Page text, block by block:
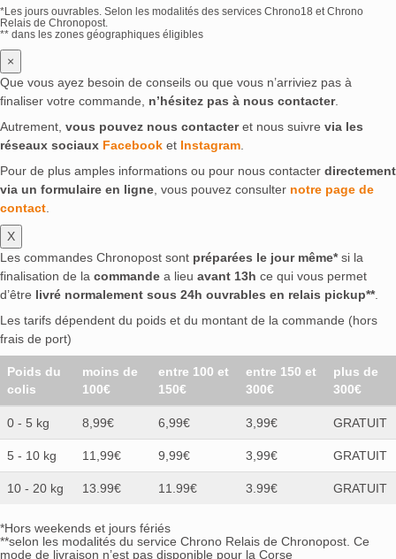
*Les jours ouvrables. Selon les modalités des services Chrono18 et Chrono
Relais de Chronopost.
** dans les zones géographiques éligibles
×
Que vous ayez besoin de conseils ou que vous n’arriviez pas à
finaliser votre commande, n’hésitez pas à nous contacter.
Autrement, vous pouvez nous contacteret nous suivre via les
réseaux sociaux Facebook et Instagram
Pour de plus amples informations ou pour nous contacter directement
via un formulaire en ligne , vous pouvez consulter notre page de
contact
X
Les commandes Chronopost sont préparées le jour même*si la
finalisation de la commande a lieu avant 13h ce qui vous permet
d’être livré normalement sous 24h ouvrables en relais pickup**.
Les tarifs dépendent du poids et du montant de la commande (hors
frais de port)
Poids du
colis
moins de
100€
entre 100 et
150€
entre 150 et
300€
plus de
300€
0 - 5 kg 8,99€ 6,99€ 3,99€ GRATUIT
5 - 10 kg 11,99€ 9,99€ 3,99€ GRATUIT
10 - 20 kg 13.99€ 11.99€ 3.99€ GRATUIT
*Hors weekends et jours fériés
**selon les modalités du service Chrono Relais de Chronopost. Ce
mode de livraison n’est pas disponible pour la Corse